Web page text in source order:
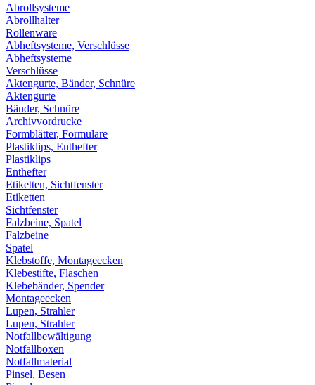
Abrollsysteme
Abrollhalter
Rollenware
Abheftsysteme, Verschlüsse
Abheftsysteme
Verschlüsse
Aktengurte, Bänder, Schnüre
Aktengurte
Bänder, Schnüre
Archivvordrucke
Formblätter, Formulare
Plastiklips, Enthefter
Plastiklips
Enthefter
Etiketten, Sichtfenster
Etiketten
Sichtfenster
Falzbeine, Spatel
Falzbeine
Spatel
Klebstoffe, Montageecken
Klebestifte, Flaschen
Klebebänder, Spender
Montageecken
Lupen, Strahler
Lupen, Strahler
Notfallbewältigung
Notfallboxen
Notfallmaterial
Pinsel, Besen